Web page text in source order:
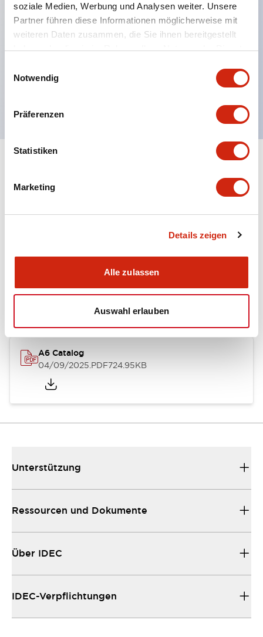
soziale Medien, Werbung und Analysen weiter. Unsere
Partner führen diese Informationen möglicherweise mit
weiteren Daten zusammen, die Sie ihnen bereitgestellt
haben oder die sie im Rahmen Ihrer Nutzung der Dienste
Notwendig
Präferenzen
Statistiken
Marketing
Details zeigen
Alle zulassen
Auswahl erlauben
Schutzarten IP40 und IP65 vollständig verfügbar
(IEC 60529)
UL- und CSA-zertifiziert. Entspricht EN (Europa)
Mit speziellem Zubehör leicht auf Φ22 Flash-
Other Specifications
Kataloge & Broschüren
A6 Catalog
04/09/2025.PDF724.95KB
Unterstützung
Ressourcen und Dokumente
Über IDEC
IDEC-Verpflichtungen